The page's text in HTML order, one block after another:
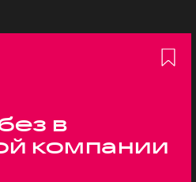
в
компании